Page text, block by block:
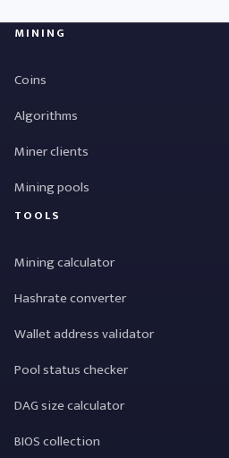
MINING
Coins
Algorithms
Miner clients
Mining pools
TOOLS
Mining calculator
Hashrate converter
Wallet address validator
Pool status checker
DAG size calculator
BIOS collection